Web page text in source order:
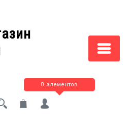
0 элементов